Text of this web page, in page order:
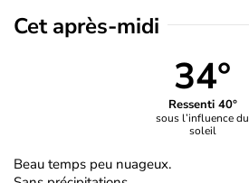
Cet après-midi
34°
Ressenti 40°
sous l’influence du
soleil
Beau temps peu nuageux.